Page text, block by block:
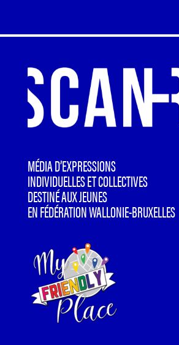
MÉDIA D’EXPRESSIONS
INDIVIDUELLES ET COLLECTIVES
DESTINÉ AUX JEUNES
EN FÉDÉRATION WALLONIE-BRUXELLES